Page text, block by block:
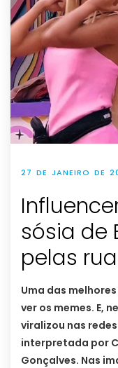
27 DE JANEIRO DE
sósia de
pelas
Uma das
ver os memes. E,
viralizou nas
interpretada por
Gonçalves. Nas